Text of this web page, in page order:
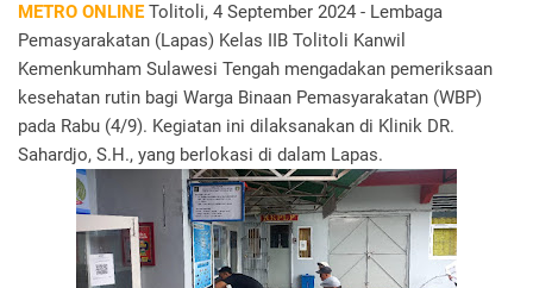
METRO ONLINETolitoli, 4 September 2024 - Lembaga
Pemasyarakatan (Lapas) Kelas IIB Tolitoli Kanwil
Kemenkumham Sulawesi Tengah mengadakan pemeriksaan
kesehatan rutin bagi Warga Binaan Pemasyarakatan (WBP)
pada Rabu (4/9). Kegiatan ini dilaksanakan di Klinik DR.
Sahardjo, S.H., yang berlokasi di dalam Lapas.